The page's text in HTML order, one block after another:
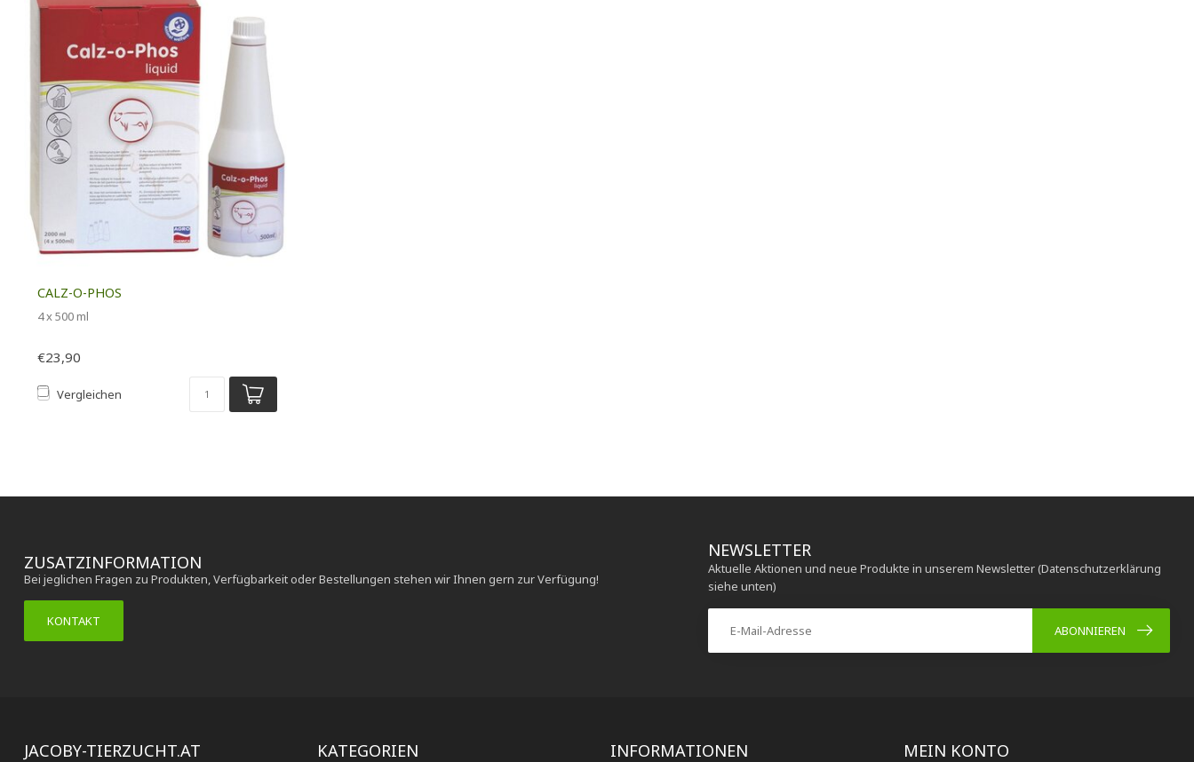
CALZ-O-PHOS
4 x 500 ml
€23,90
Vergleichen
ZUSATZINFORMATION
Bei jeglichen Fragen zu Produkten, Verfügbarkeit oder Bestellungen stehen wir Ihnen gern zur Verfügung!
KONTAKT
NEWSLETTER
Aktuelle Aktionen und neue Produkte in unserem Newsletter (Datenschutzerklärung
siehe unten)
ABONNIEREN
JACOBY-TIERZUCHT.AT KATEGORIEN INFORMATIONEN MEIN KONTO